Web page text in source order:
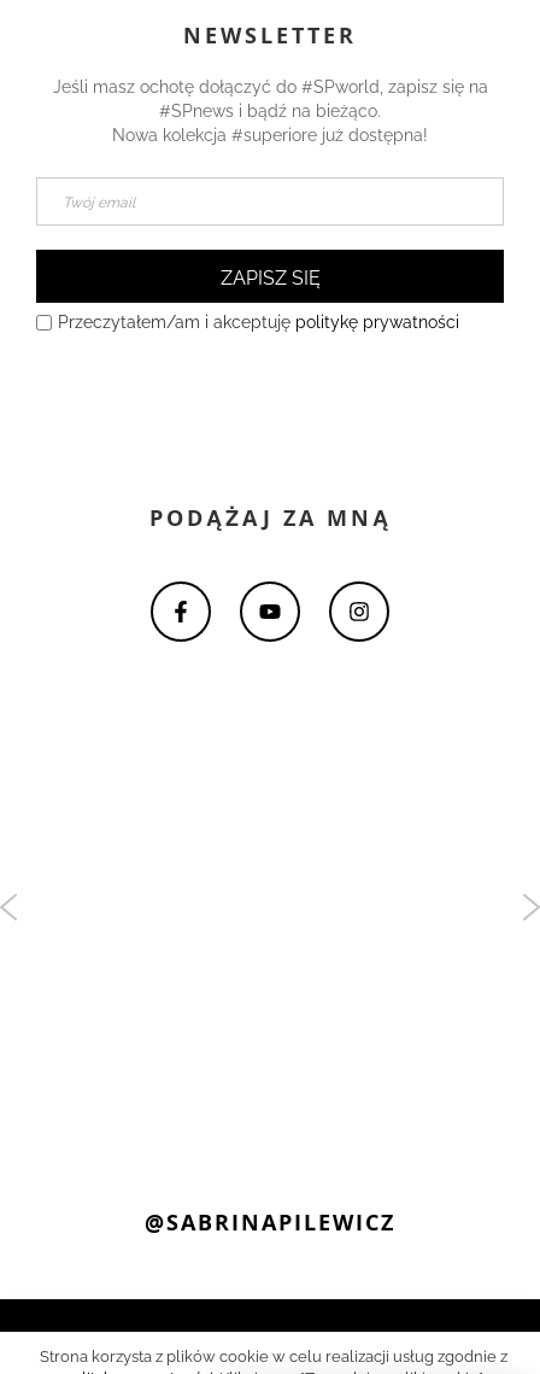
NEWSLETTER
Jeśli masz ochotę dołączyć do #SPworld, zapisz się na
#SPnews i bądź na bieżąco.
Nowa kolekcja #superiore już dostępna!
ZAPISZ SIĘ
Przeczytałem/am i akceptuję politykę prywatności
PODĄŻAJ ZA MNĄ
@SABRINAPILEWICZ
INFORMACJE
Strona korzysta z plików cookie w celu realizacji usług zgodnie z